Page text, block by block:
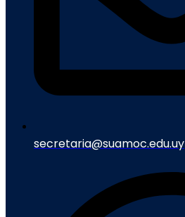
secretaria@suamoc.edu.uy